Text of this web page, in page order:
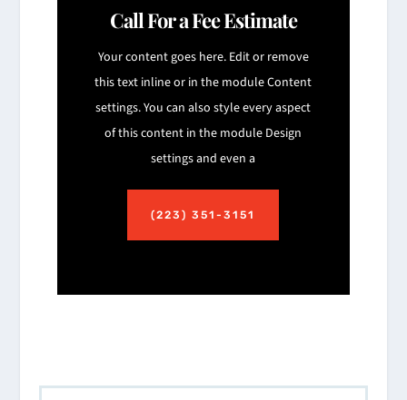
Call For a Fee Estimate
Your content goes here. Edit or remove
this text inline or in the module Content
settings. You can also style every aspect
of this content in the module Design
settings and even a
(223) 351-3151